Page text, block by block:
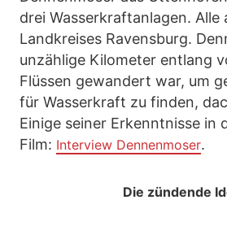
drei Wasserkraftanlagen. Alle
Landkreises Ravensburg.
unzählige Kilometer entlang
Flüssen gewandert war, um
für Wasserkraft zu finden,
Einige seiner Erkenntnisse in
Film: Interview Dennenmoser.
Die zündende